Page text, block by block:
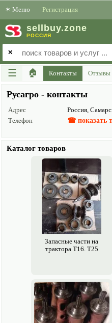
✶ Меню Регистрация
sell buy.zone
РОССИЯ
✕
☰ 🏠 Контакты Отзывы
Русагро - контакты
Адрес
Россия,
Телефон
☎ показать
Каталог товаров
Запасные части на
трактора Т16. Т25